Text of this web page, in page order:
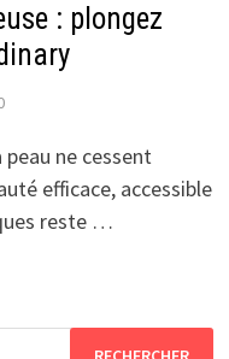
: plongez
ne cessent
efficace, accessible
reste …